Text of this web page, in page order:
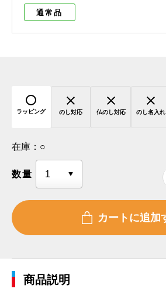
通常品
ラッピング のし対応 仏のし対応 のし名入れ
在庫： ○
数量
商品説明